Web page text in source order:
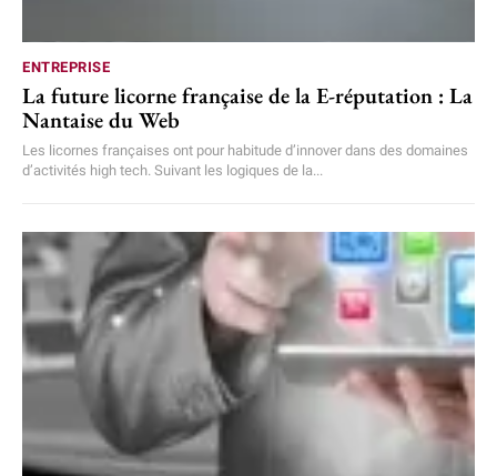
ENTREPRISE
La future licorne française de la E-réputation : La
Nantaise du Web
Les licornes françaises ont pour habitude d’innover dans des domaines
d’activités high tech. Suivant les logiques de la...